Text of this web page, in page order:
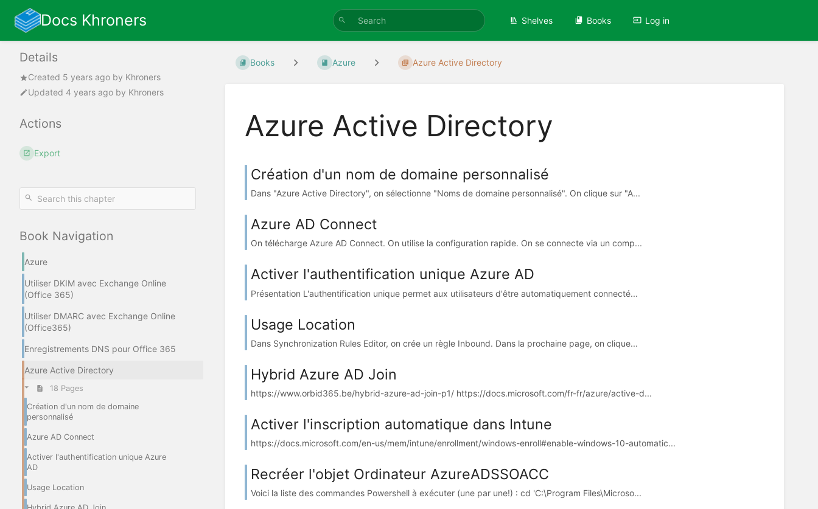
Docs Khroners Shelves Books Log in
Book Navigation
Azure
Utiliser DKIM avec Exchange Online
(Office 365)
Utiliser DMARC avec Exchange Online
(Office365)
Enregistrements DNS pour Office 365
Azure Active Directory
18 Pages
Création d'un nom de domaine
personnalisé
Azure AD Connect
Activer l'authentification unique Azure
AD
Usage Location
Books Azure Azure Active Directory
Azure Active Directory
Création d'un nom de domaine personnalisé
Dans "Azure Active Directory", on sélectionne "Noms de domaine personnalisé". On clique sur "A...
Azure AD Connect
On télécharge Azure AD Connect. On utilise la configuration rapide. On se connecte via un comp...
Activer l'authentification unique Azure AD
Présentation L'authentification unique permet aux utilisateurs d'être automatiquement connecté...
Usage Location
Dans Synchronization Rules Editor, on crée un règle Inbound. Dans la prochaine page, on clique...
Hybrid Azure AD Join
https://www.orbid365.be/hybrid-azure-ad-join-p1/ https://docs.microsoft.com/fr-fr/azure/active-d...
Activer l'inscription automatique dans Intune
https://docs.microsoft.com/en-us/mem/intune/enrollment/windows-enroll#enable-windows-10-automatic...
Recréer l'objet Ordinateur AzureADSSOACC
Voici la liste des commandes Powershell à exécuter (une par une!) : cd 'C:\Program Files\Microso...
Details
Created 5 years ago by Khroners
Updated 4 years ago by Khroners
Actions
Export